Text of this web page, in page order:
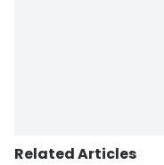
Related Articles